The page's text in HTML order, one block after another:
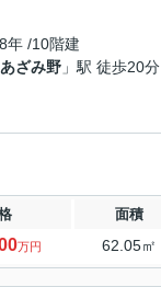
年 /10階建
あざみ野 」駅 徒歩20分
面積
万円 62.05㎡